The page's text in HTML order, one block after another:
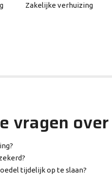
Zakelijke verhuizing
vragen
tijdelijk op te slaan?